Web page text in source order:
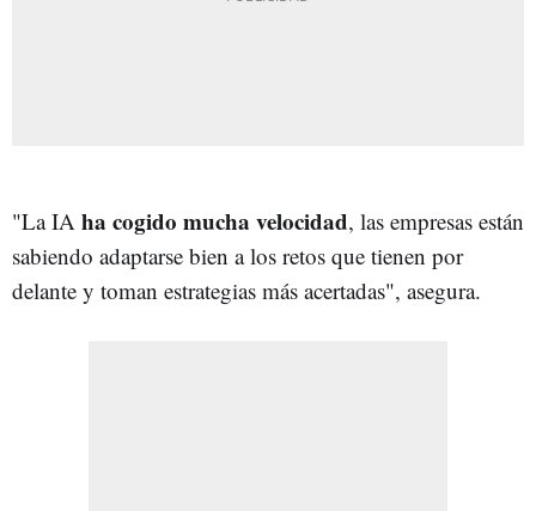
"La IA ha cogido mucha velocidad, las empresas están
sabiendo adaptarse bien a los retos que tienen por
delante y toman estrategias más acertadas", asegura.